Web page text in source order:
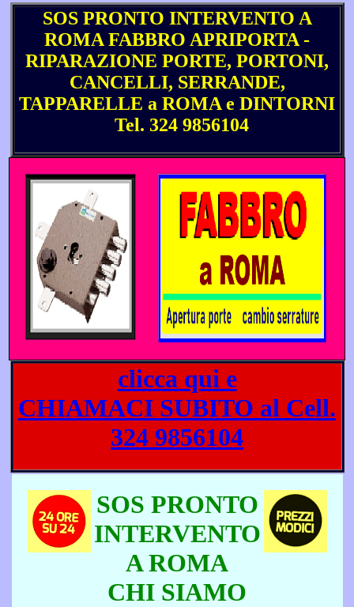
SOS PRONTO INTERVENTO A
ROMA FABBRO APRIPORTA -
RIPARAZIONE PORTE, PORTONI,
CANCELLI, SERRANDE,
TAPPARELLE a ROMA e DINTORNI
Tel. 324 9856104
clicca qui e
CHIAMACI SUBITO al Cell.
324 9856104
SOS PRONTO
INTERVENTO
A ROMA
CHI SIAMO